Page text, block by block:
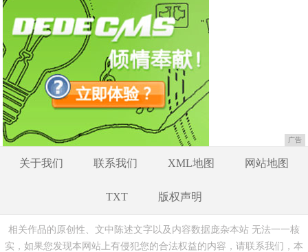
广告
关于我们 联系我们 XML地图 网站地图
TXT 版权声明
相关作品的原创性、文中陈述文字以及内容数据庞杂本站 无法一一核
实，如果您发现本网站上有侵犯您的合法权益的内容，请联系我们，本